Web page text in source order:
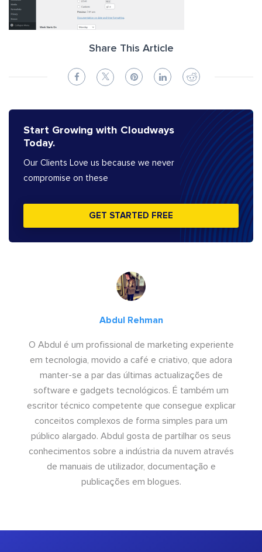
Share This Article
Start Growing with Cloudways
Today.
Our Clients Love us because we never
compromise on these
GET STARTED FREE
Abdul Rehman
O Abdul é um profissional de marketing experiente
em tecnologia, movido a café e criativo, que adora
manter-se a par das últimas actualizações de
software e gadgets tecnológicos. É também um
escritor técnico competente que consegue explicar
conceitos complexos de forma simples para um
público alargado. Abdul gosta de partilhar os seus
conhecimentos sobre a indústria da nuvem através
de manuais de utilizador, documentação e
publicações em blogues.